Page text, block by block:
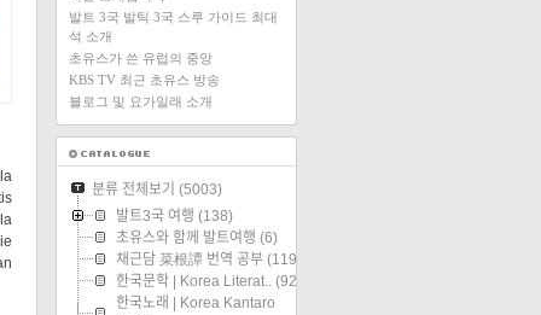
발트 3국 발틱 3국 스루 가이드 최대
석 소개
초유스가 쓴 유럽의 중앙
KBS TV 최근 초유스 방송
블로그 및 요가일래 소개
분류 전체보기 (5003)
발트3국 여행 (138)
초유스와 함께 발트여행 (6)
채근담 菜根譚 번역 공부 (119)
한국문학 | Korea Literat.. (92)
한국노래 | Korea Kantaro